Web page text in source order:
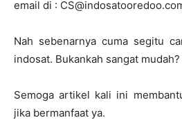
email di :
Nah sebenarnya cuma segitu
indosat. Bukankah sangat mudah?
Semoga artikel kali ini
jika bermanfaat ya.